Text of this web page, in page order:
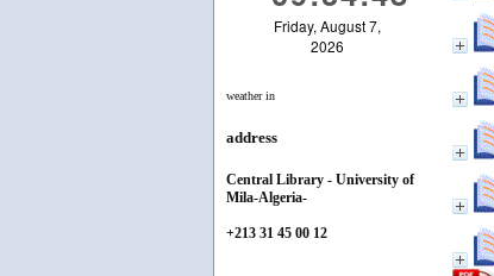
weather in
address
Central Library - University of
Mila-Algeria-
+213 31 45 00 12